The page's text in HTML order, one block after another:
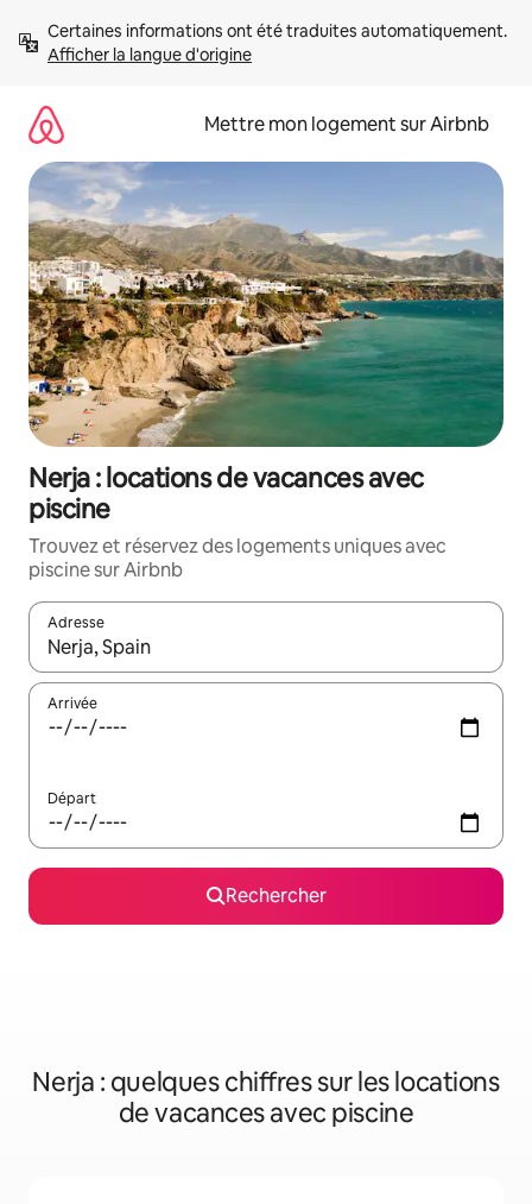
directement
Afficher la langue d'origine
Mettre mon logement sur Airbnb
Nerja : locations de vacances avec
piscine
Trouvez et réservez des logements uniques avec
piscine sur Airbnb
Adresse
Lorsque les résultats s'affichent, utilisez les flèches vers le
Arrivée
Départ
Rechercher
Nerja : quelques chiffres sur les locations
de vacances avec piscine